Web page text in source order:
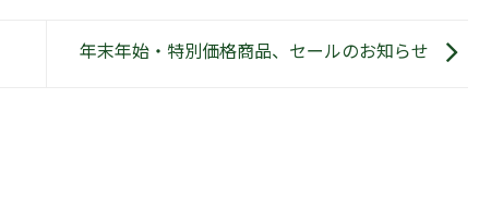
年末年始・特別価格商品、セールのお知らせ